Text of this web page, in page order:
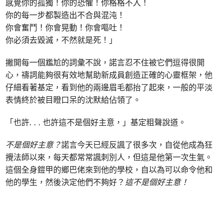
感覺你的孤獨！你的恐懼！你格格不入！
你的每一步都製造出不合與混沌！
你會奮鬥！你會晃動！你會嘔吐！
你必須去毀滅，不然就是死！」
撇開每一個尷尬的詞彙不說，諾言忍不住被它們逗得很開
心，禱詞能夠很有效地幫助新成員創造正確的心靈框架，他
仔細看著基定，看到他的兩邊眉毛都抬了起來，一般的平淡
表情終於被目瞪口呆的沈默給佔領了。
「也許. . . 也許這不是個好主意，」基定粗聲說道。
不是個好主意？諾言今天已經反諷了很多次，自從他成為狂
攪法師以來，每天都常常諷刺別人，但這是他第一次生氣。
這個全身鎧甲的鄉巴佬來到他的學校，自以為可以命令他和
他的學生，然後決定他們不夠好？ 這不是個好主意！